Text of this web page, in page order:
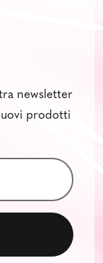
newsletter
prodotti